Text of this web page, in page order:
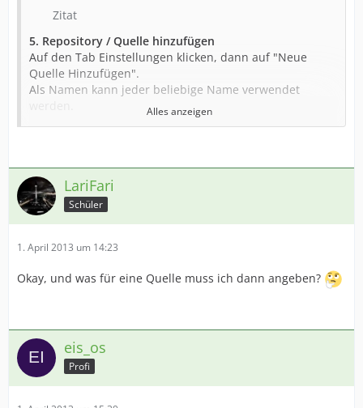
Zitat
5. Repository / Quelle hinzufügen
Auf den Tab Einstellungen klicken, dann auf "Neue
Quelle Hinzufügen".
Als Namen kann jeder beliebige Name verwendet
Unter URL den kompletten Link zu einer Quelle
herunterladen und überprüfen.
Alles anzeigen
LariFari
Schüler
1. April 2013 um 14:23
Okay, und was für eine Quelle muss ich dann angeben?
eis_os
Profi